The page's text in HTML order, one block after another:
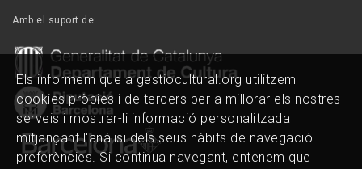
Amb el suport de:
Els informem que a gestiocultural.org utilitzem
cookies pròpies i de tercers per a millorar els nostres
serveis i mostrar-li informació personalitzada
mitjançant l'anàlisi dels seus hàbits de navegació i
preferències. Si continua navegant, entenem que